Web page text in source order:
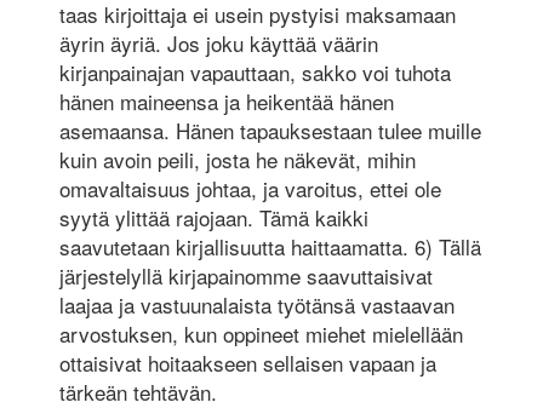
taas kirjoittaja ei usein pystyisi maksamaan
äyrin äyriä. Jos joku käyttää väärin
kirjanpainajan vapauttaan, sakko voi tuhota
hänen maineensa ja heikentää hänen
asemaansa. Hänen tapauksestaan tulee muille
kuin avoin peili, josta he näkevät, mihin
omavaltaisuus johtaa, ja varoitus, ettei ole
syytä ylittää rajojaan. Tämä kaikki
saavutetaan kirjallisuutta haittaamatta. 6) Tällä
järjestelyllä kirjapainomme saavuttaisivat
laajaa ja vastuunalaista työtänsä vastaavan
arvostuksen, kun oppineet miehet mielellään
ottaisivat hoitaakseen sellaisen vapaan ja
tärkeän tehtävän.